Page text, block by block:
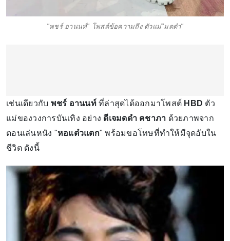
"พชร์ อานนท์" โพสต์ข้อความถึง ตัวแม่"มดดำ"
เช่นเดียวกับ พชร์ อานนท์ที่ล่าสุดได้ออกมาโพสต์ HBD ตัว
แม่ของวงการบันเทิง อย่าง ดีเจมดดำ คชาภา ด้วยภาพจาก
ตอนเล่นหนัง "หอแต๋วแตก" พร้อมขอโทษที่ทำให้มีจุดอับใน
ชีวิต ดังนี้